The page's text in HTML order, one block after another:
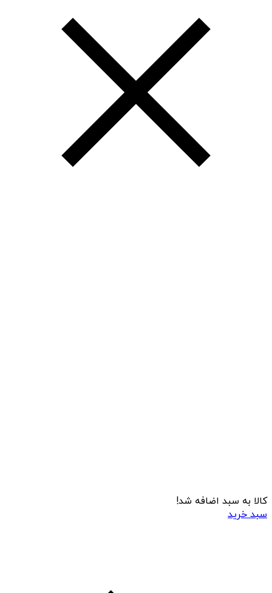
کالا به سبد اضافه شد!
سبد خرید